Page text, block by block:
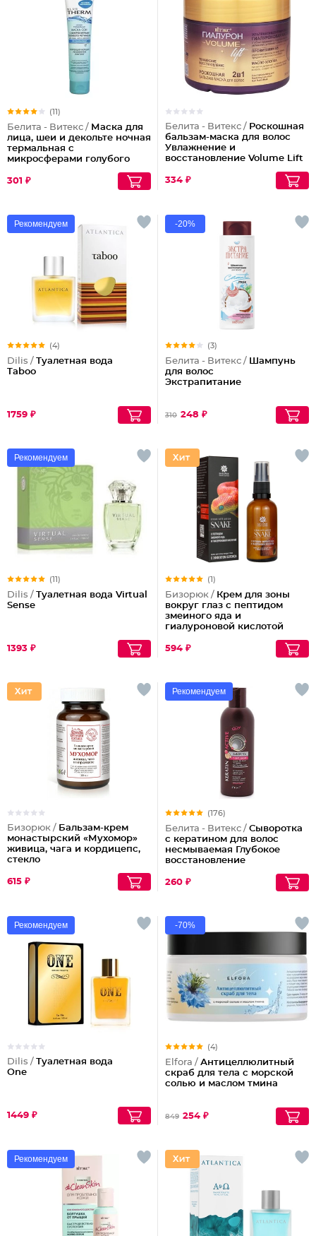
(11)
Белита - Витекс / Маска для
лица, шеи и декольте ночная
термальная с
микросферами голубого
301 ₽
Белита - Витекс / Роскошная
бальзам-маска для волос
Увлажнение и
восстановление Volume Lift
334 ₽
Рекомендуем
(4)
Dilis / Туалетная вода
Taboo
1759 ₽
-20%
(3)
Белита - Витекс / Шампунь
для волос
Экстрапитание
310 248 ₽
Рекомендуем
(11)
Dilis / Туалетная вода Virtual
Sense
1393 ₽
(1)
Бизорюк / Крем для зоны
вокруг глаз с пептидом
змеиного яда и
гиалуроновой кислотой
594 ₽
Бизорюк / Бальзам-крем
монастырский «Мухомор»
живица, чага и кордицепс,
стекло
615 ₽
Рекомендуем
(176)
Белита - Витекс / Сыворотка
с кератином для волос
несмываемая Глубокое
восстановление
260 ₽
Рекомендуем
Dilis / Туалетная вода
One
1449 ₽
-70%
(4)
Elfora / Антицеллюлитный
скраб для тела с морской
солью и маслом тмина
849 254 ₽
Рекомендуем